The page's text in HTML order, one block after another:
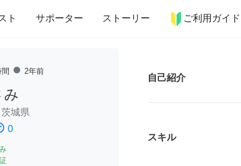
ト サポーター ストーリー ご利用ガイド
インテリア 趣味・習い事 ペット 料理
fiber_manual_record 2年前
み
茨城県
0
自己紹介
スキル